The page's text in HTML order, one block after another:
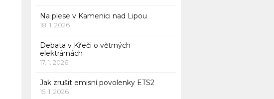
Na plese v Kamenici nad Lipou
18. 1. 2026
Debata v Křeči o větrných
elektrárnách
17. 1. 2026
Jak zrušit emisní povolenky ETS2
15. 1. 2026